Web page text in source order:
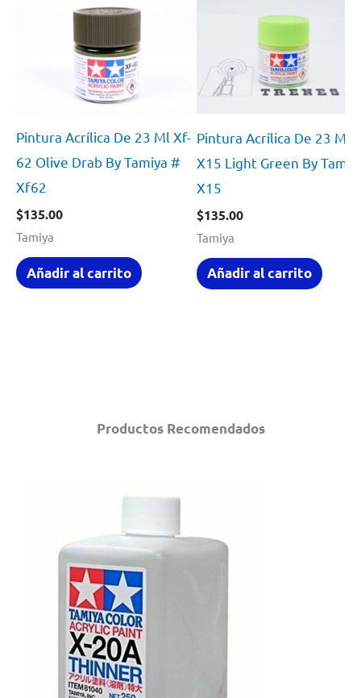
Productos Recomendados
Pintura Acrílica De 23 Ml Xf-
62 Olive Drab By Tamiya #
Xf62
$135.00
Tamiya
Añadir al carrito
Pintura Acrílica De 23 Ml
X15 Light Green By
X15
$135.00
Tamiya
Añadir al carrito